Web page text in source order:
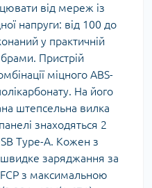
від мереж із
напруги: від 100 до
у практичній
Пристрій
міцного ABS-
На його
штепсельна вилка
знаходяться 2
Type-A. Кожен з
заряджання за
з максимальною